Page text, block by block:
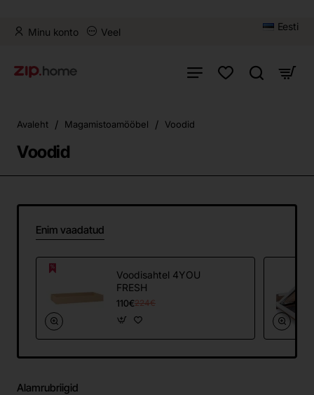
Minu konto Veel Eesti
Voodid
AvalehthomeMagamistoamööbel Voodid
Enim vaadatud
Voodisahtel 4YOU
FRESH
110€224€
Alamrubriigid